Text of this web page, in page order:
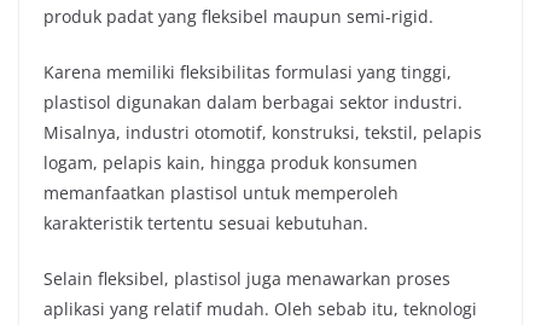
produk padat yang fleksibel maupun semi-rigid.
Karena memiliki fleksibilitas formulasi yang tinggi,
plastisol digunakan dalam berbagai sektor industri.
Misalnya, industri otomotif, konstruksi, tekstil, pelapis
logam, pelapis kain, hingga produk konsumen
memanfaatkan plastisol untuk memperoleh
karakteristik tertentu sesuai kebutuhan.
Selain fleksibel, plastisol juga menawarkan proses
aplikasi yang relatif mudah. Oleh sebab itu, teknologi